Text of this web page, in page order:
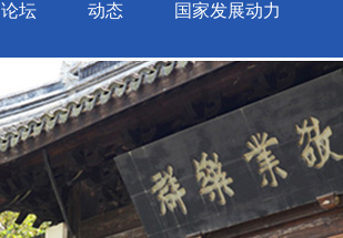
论坛 动态 国家发展动力